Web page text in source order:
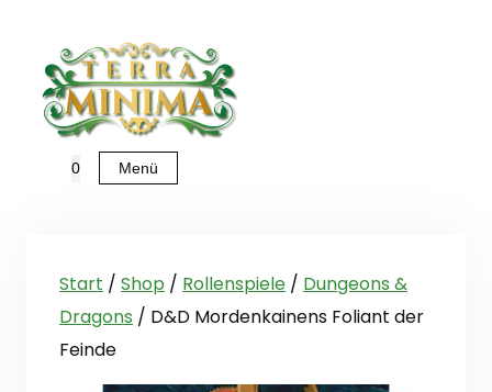
springen
0 Menü
Start / Shop / Rollenspiele / Dungeons &
Dragons / D&D Mordenkainens Foliant der
Feinde